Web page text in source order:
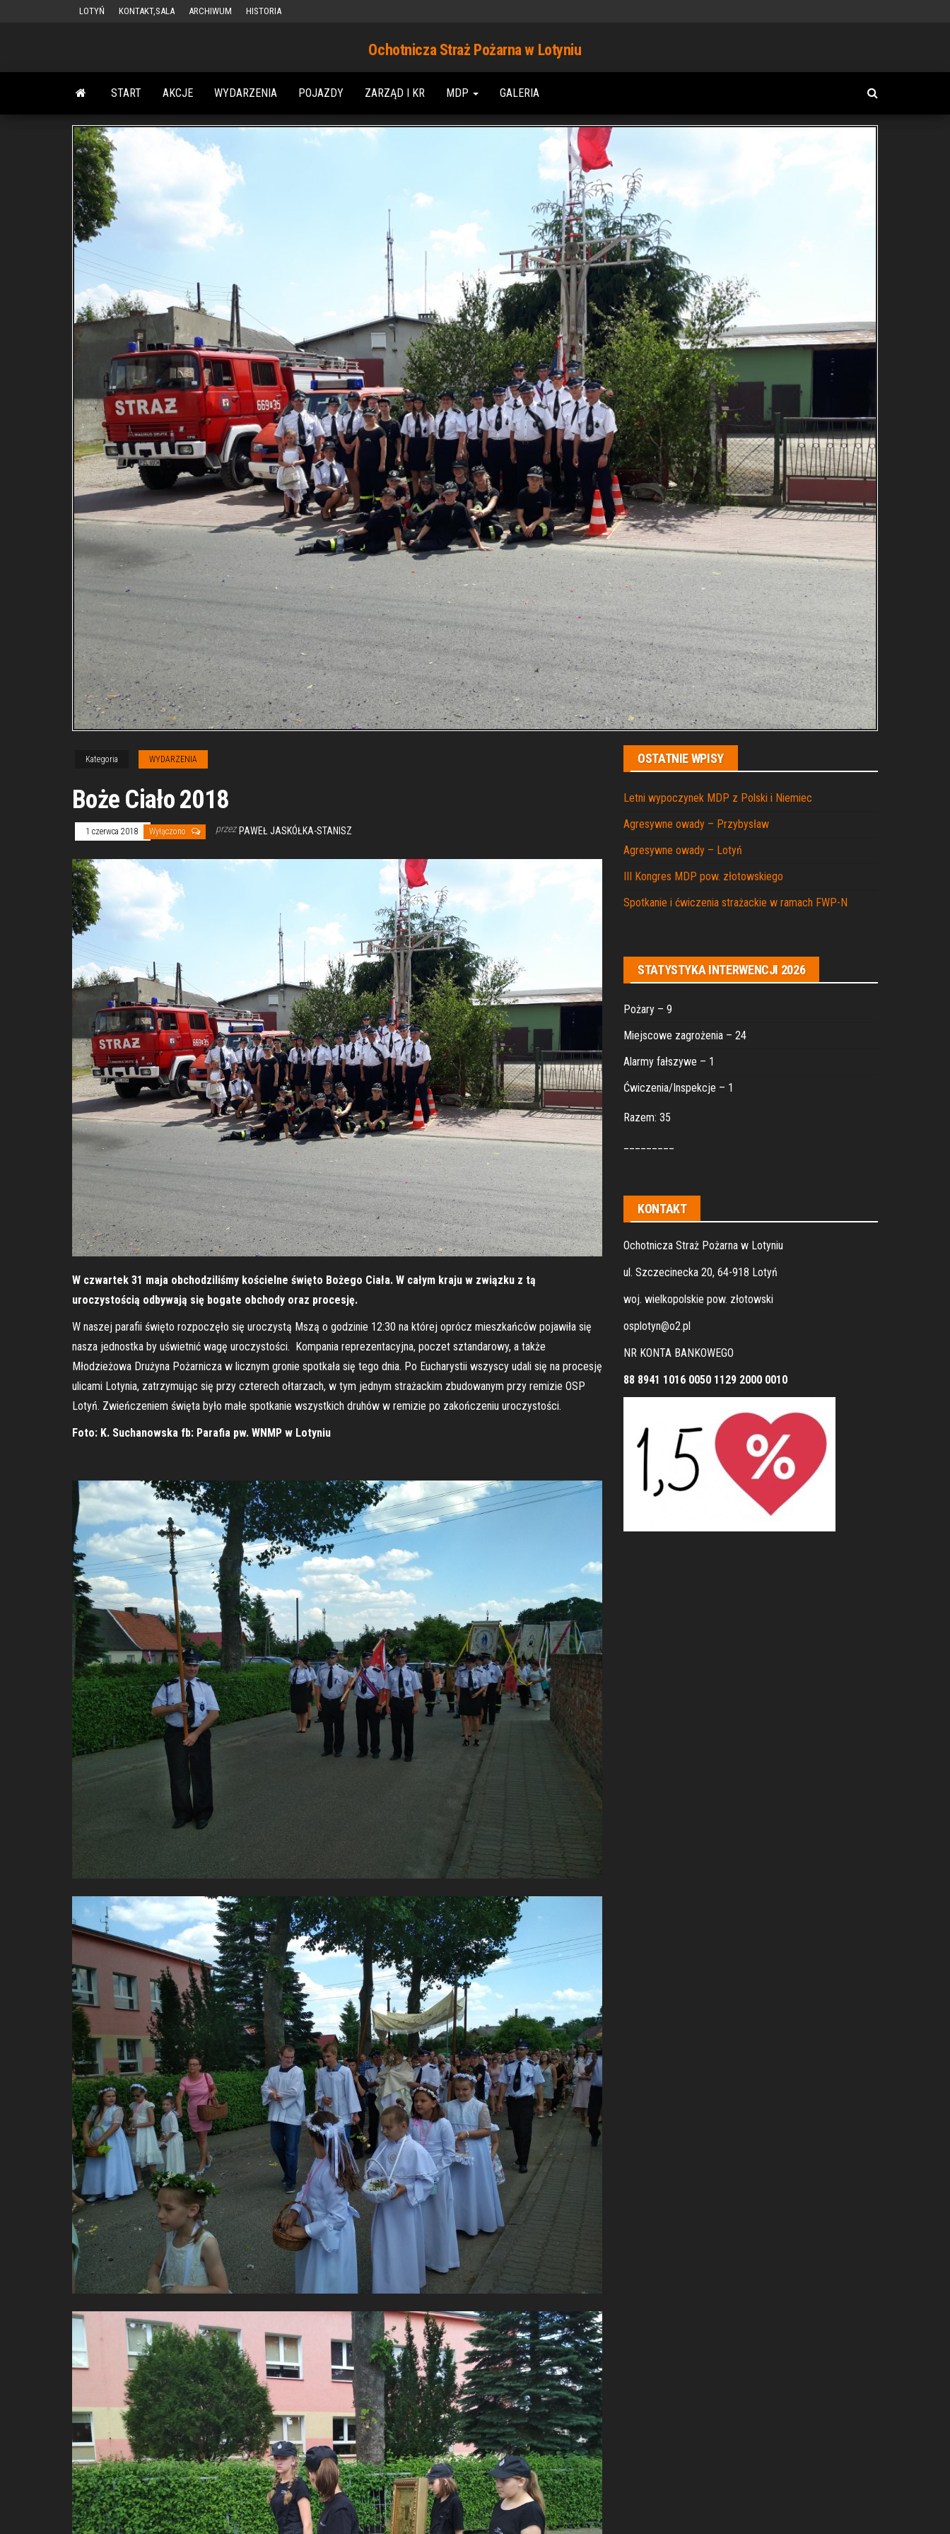
LOTYŃ KONTAKT,SALA ARCHIWUM HISTORIA
Ochotnicza Straż Pożarna w Lotyniu
START AKCJE WYDARZENIA POJAZDY ZARZĄD I KR MDP GALERIA
Kategoria WYDARZENIA
Boże Ciało 2018
1 czerwca 2018 Wyłączono przez PAWEŁ JASKÓŁKA-STANISZ
W czwartek 31 maja obchodziliśmy kościelne święto Bożego Ciała. W całym kraju w związku z tą
uroczystością odbywają się bogate obchody oraz procesję.
W naszej parafii święto rozpoczęło się uroczystą Mszą o godzinie 12:30 na której oprócz mieszkańców pojawiła się
nasza jednostka by uświetnić wagę uroczystości. Kompania reprezentacyjna, poczet sztandarowy, a także
Młodzieżowa Drużyna Pożarnicza w licznym gronie spotkała się tego dnia. Po Eucharystii wszyscy udali się na procesję
ulicami Lotynia, zatrzymując się przy czterech ołtarzach, w tym jednym strażackim zbudowanym przy remizie OSP
Lotyń. Zwieńczeniem święta było małe spotkanie wszystkich druhów w remizie po zakończeniu uroczystości.
Foto: K. Suchanowska fb: Parafia pw. WNMP w Lotyniu
OSTATNIE WPISY
Letni wypoczynek MDP z Polski i Niemiec
Agresywne owady – Przybysław
Agresywne owady – Lotyń
III Kongres MDP pow. złotowskiego
Spotkanie i ćwiczenia strażackie w ramach FWP-N
STATYSTYKA INTERWENCJI 2026
Pożary – 9
Miejscowe zagrożenia – 24
Alarmy fałszywe – 1
Ćwiczenia/Inspekcje – 1
Razem: 35
KONTAKT
Ochotnicza Straż Pożarna w Lotyniu
ul. Szczecinecka 20, 64-918 Lotyń
woj. wielkopolskie pow. złotowski
osplotyn@o2.pl
NR KONTA BANKOWEGO
88 8941 1016 0050 1129 2000 0010